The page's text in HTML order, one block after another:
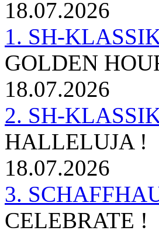
18.07.2026
1. SH-
GOLDEN
18.07.2026
2. SH-
HALLELUJA !
18.07.2026
3.
CELEBRATE !